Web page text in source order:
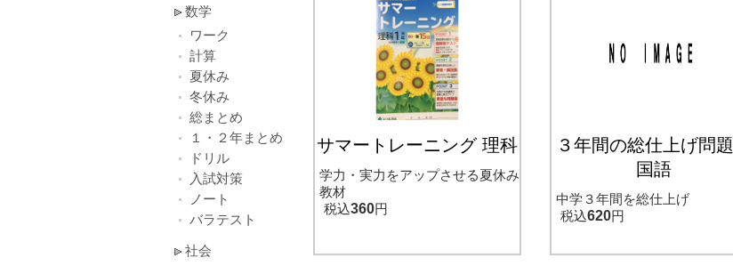
サマートレーニング 理科
学力・実力をアップさせる夏休み
教材
税込360円
３年間の総仕上げ問
国語
中学３年間を総仕上げ
税込620円
数学
ワーク
計算
夏休み
冬休み
総まとめ
１・２年まとめ
ドリル
入試対策
ノート
バラテスト
社会